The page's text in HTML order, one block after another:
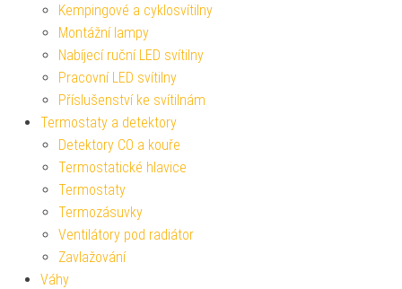
Kempingové a cyklosvítilny
Montážní lampy
Nabíjecí ruční LED svítilny
Pracovní LED svítilny
Příslušenství ke svítilnám
Termostaty a detektory
Detektory CO a kouře
Termostatické hlavice
Termostaty
Termozásuvky
Ventilátory pod radiátor
Zavlažování
Váhy